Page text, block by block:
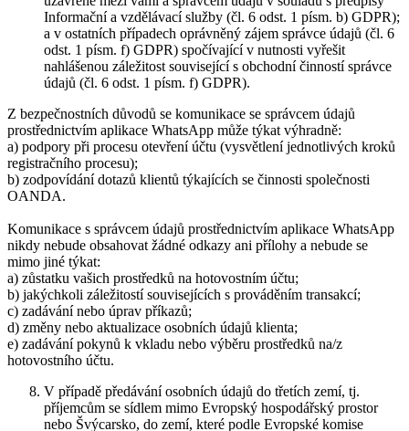
Informační a vzdělávací služby (čl. 6 odst. 1 písm. b) GDPR);
a v ostatních případech oprávněný zájem správce údajů (čl. 6
odst. 1 písm. f) GDPR) spočívající v nutnosti vyřešit
nahlášenou záležitost související s obchodní činností správce
údajů (čl. 6 odst. 1 písm. f) GDPR).
Z bezpečnostních důvodů se komunikace se správcem údajů
prostřednictvím aplikace WhatsApp může týkat výhradně:
a) podpory při procesu otevření účtu (vysvětlení jednotlivých kroků
registračního procesu);
b) zodpovídání dotazů klientů týkajících se činnosti společnosti
OANDA.
Komunikace s správcem údajů prostřednictvím aplikace WhatsApp
nikdy nebude obsahovat žádné odkazy ani přílohy a nebude se
mimo jiné týkat:
a) zůstatku vašich prostředků na hotovostním účtu;
b) jakýchkoli záležitostí souvisejících s prováděním transakcí;
c) zadávání nebo úprav příkazů;
d) změny nebo aktualizace osobních údajů klienta;
e) zadávání pokynů k vkladu nebo výběru prostředků na/z
hotovostního účtu.
V případě předávání osobních údajů do třetích zemí, tj.
příjemcům se sídlem mimo Evropský hospodářský prostor
nebo Švýcarsko, do zemí, které podle Evropské komise